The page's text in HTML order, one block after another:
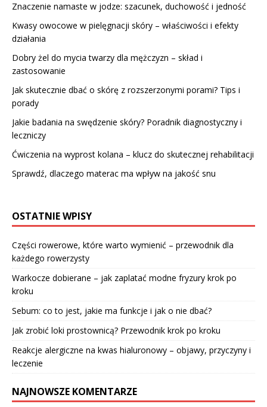
Znaczenie namaste w jodze: szacunek, duchowość i jedność
Kwasy owocowe w pielęgnacji skóry – właściwości i efekty
działania
Dobry żel do mycia twarzy dla mężczyzn – skład i
zastosowanie
Jak skutecznie dbać o skórę z rozszerzonymi porami? Tips i
porady
Jakie badania na swędzenie skóry? Poradnik diagnostyczny i
leczniczy
Ćwiczenia na wyprost kolana – klucz do skutecznej rehabilitacji
Sprawdź, dlaczego materac ma wpływ na jakość snu
OSTATNIE WPISY
Części rowerowe, które warto wymienić – przewodnik dla
każdego rowerzysty
Warkocze dobierane – jak zaplatać modne fryzury krok po
kroku
Sebum: co to jest, jakie ma funkcje i jak o nie dbać?
Jak zrobić loki prostownicą? Przewodnik krok po kroku
Reakcje alergiczne na kwas hialuronowy – objawy, przyczyny i
leczenie
NAJNOWSZE KOMENTARZE